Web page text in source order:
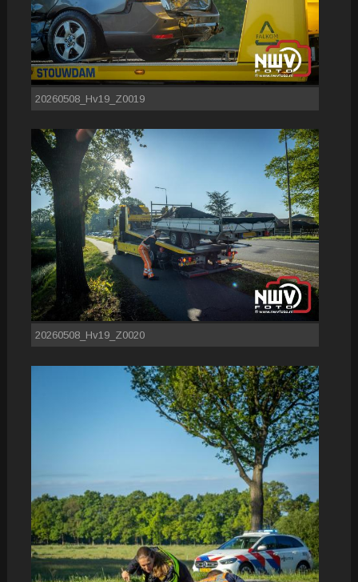
20260508_Hv19_Z0019
20260508_Hv19_Z0020